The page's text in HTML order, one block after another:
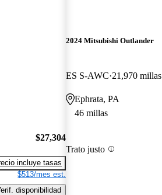
$27,304
incluye tasas
$513/mes est.
disponibilidad
2024 Mitsubishi Outlander
ES S-AWC 21,970 millas
Ephrata, PA
46 millas
Trato justo